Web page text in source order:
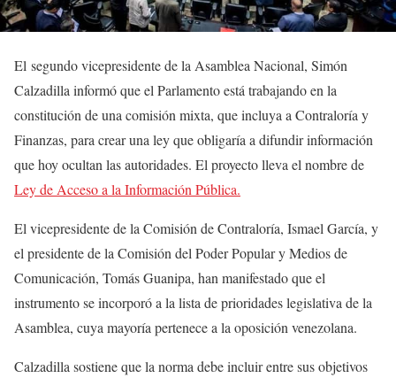
El segundo vicepresidente de la Asamblea Nacional, Simón
Calzadilla informó que el Parlamento está trabajando en la
constitución de una comisión mixta, que incluya a Contraloría y
Finanzas, para crear una ley que obligaría a difundir información
que hoy ocultan las autoridades. El proyecto lleva el nombre de
Ley de Acceso a la Información Pública.
El vicepresidente de la Comisión de Contraloría, Ismael García, y
el presidente de la Comisión del Poder Popular y Medios de
Comunicación, Tomás Guanipa, han manifestado que el
instrumento se incorporó a la lista de prioridades legislativa de la
Asamblea, cuya mayoría pertenece a la oposición venezolana.
Calzadilla sostiene que la norma debe incluir entre sus objetivos